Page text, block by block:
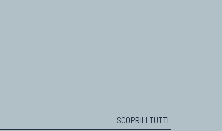
SCOPRILI TUTTI